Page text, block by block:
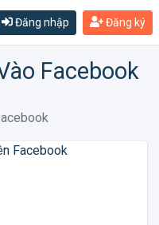
Đăng nhập Đăng ký
Facebook